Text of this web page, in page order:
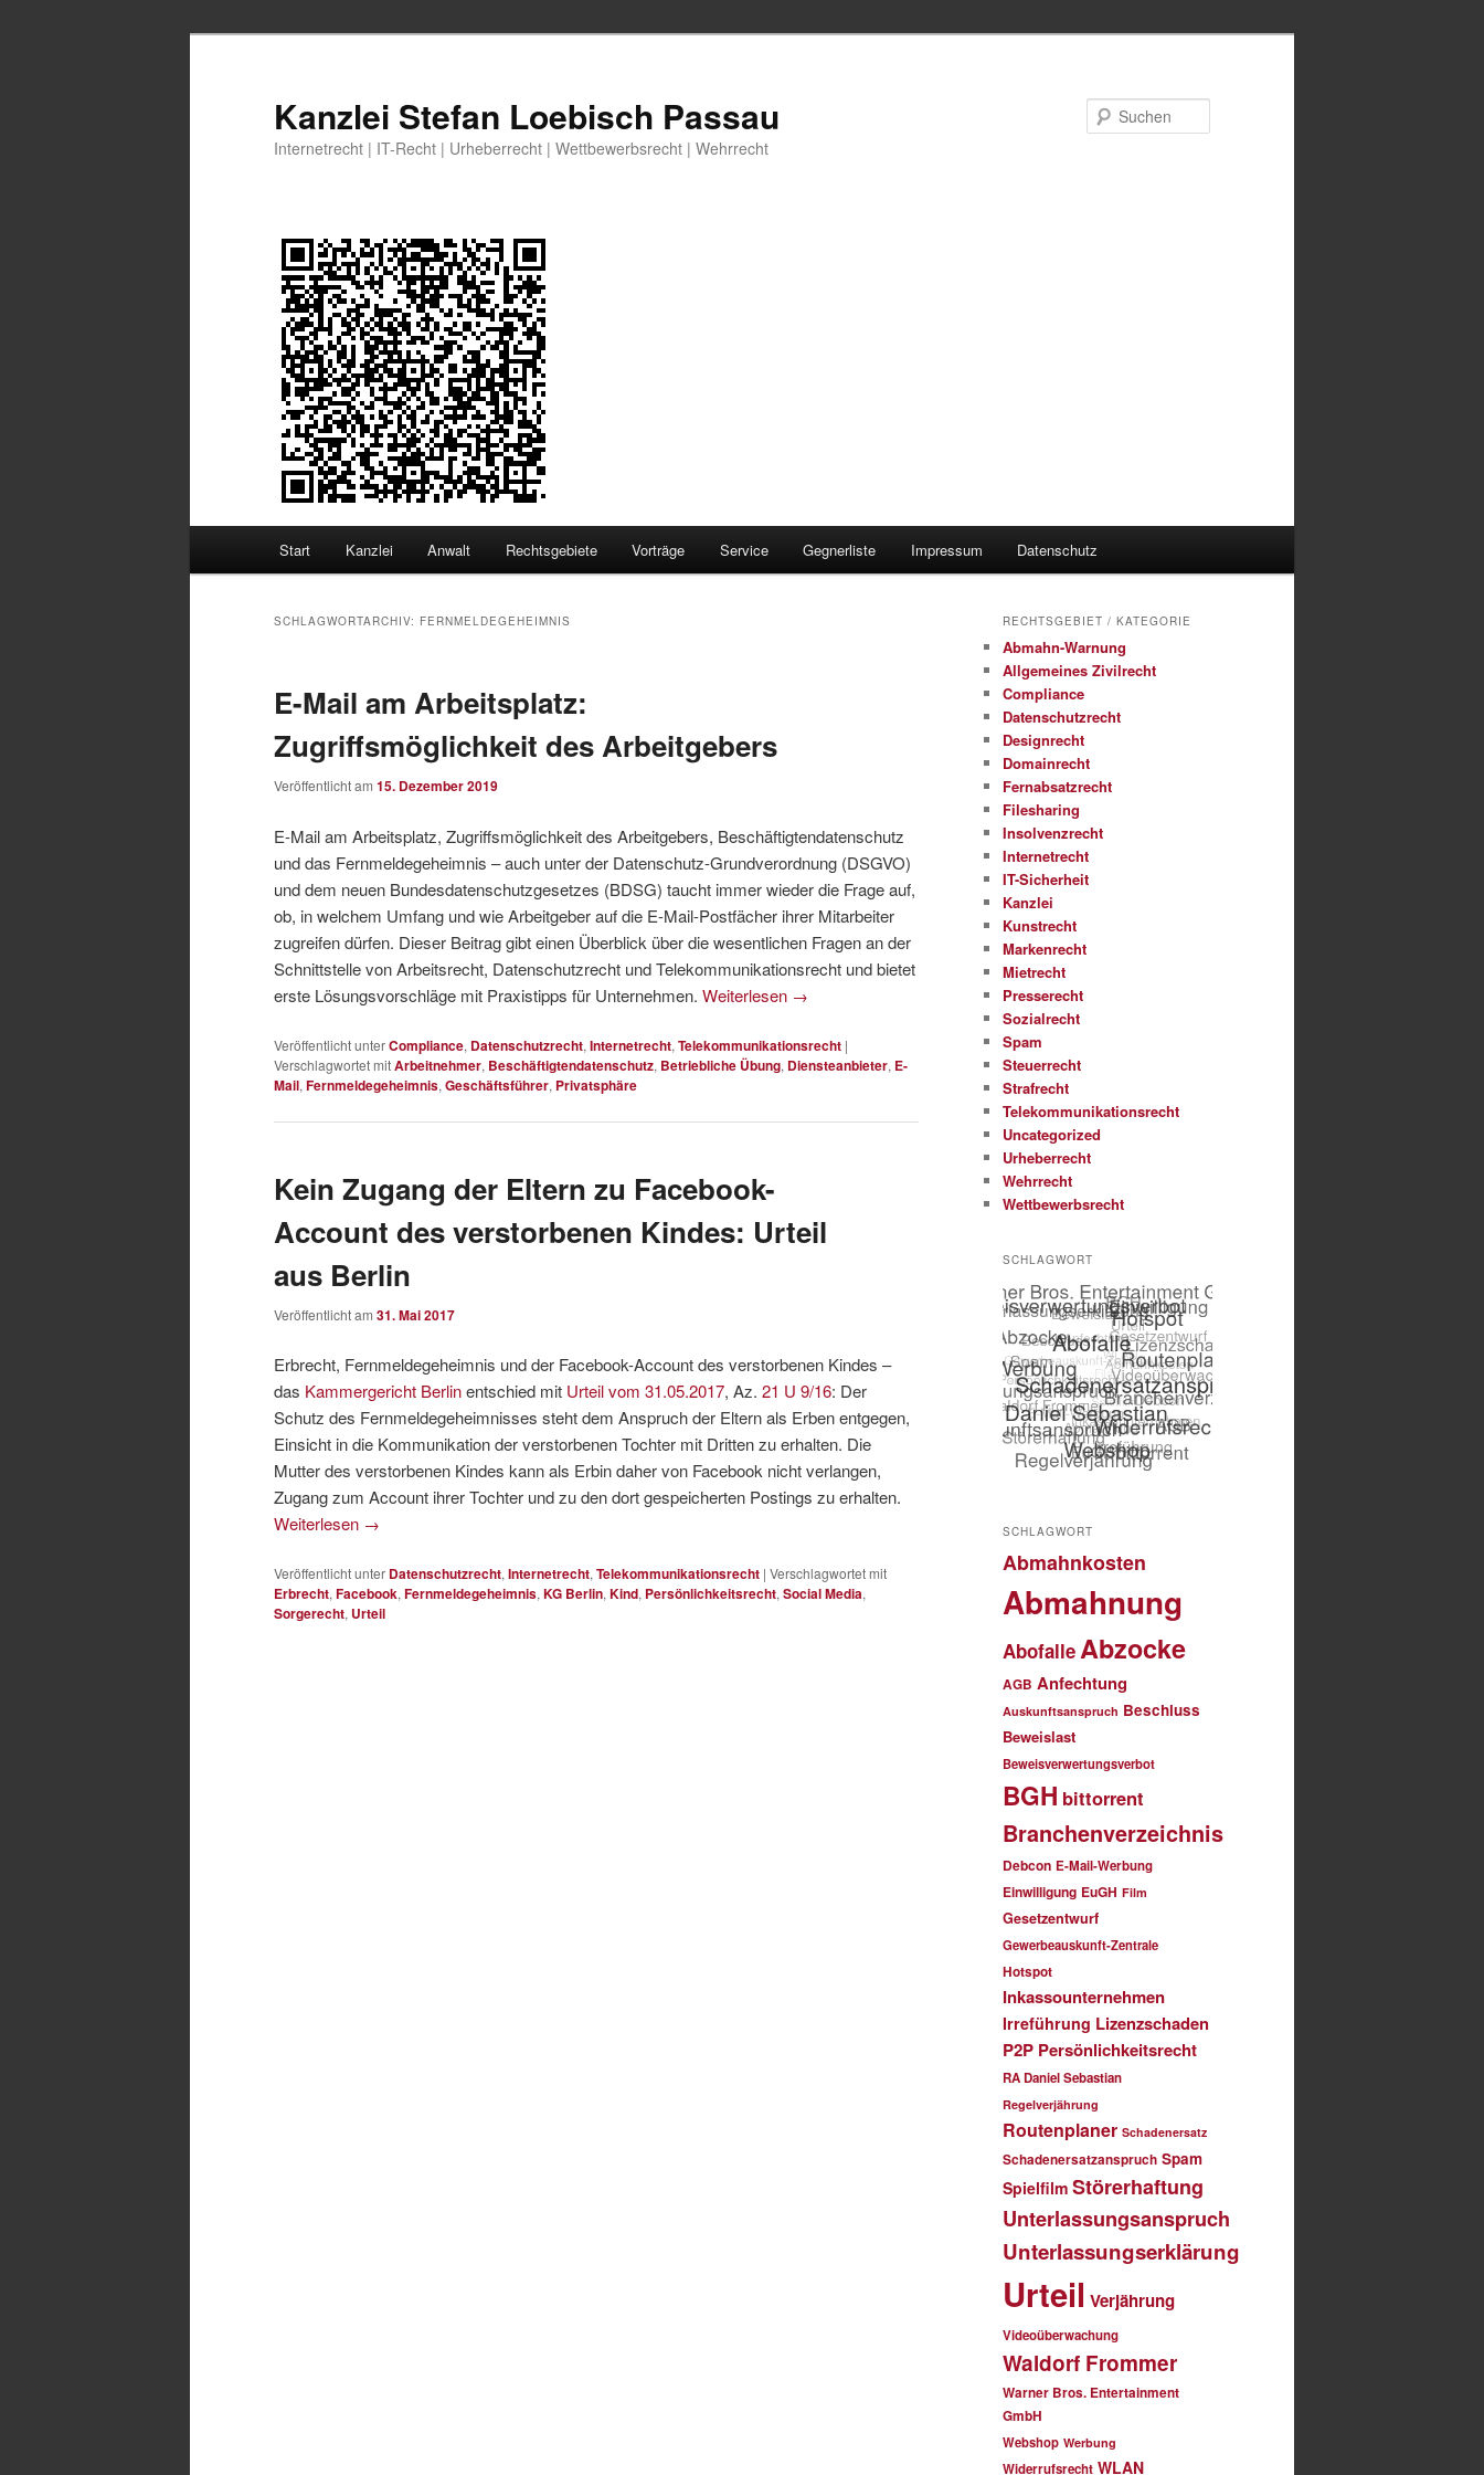
Kanzlei Stefan Loebisch Passau
Internetrecht | IT-Recht | Urheberrecht | Wettbewerbsrecht | Wehrrecht
Start Kanzlei Anwalt Rechtsgebiete Vorträge Service Gegnerliste Impressum Datenschutz
SCHLAGWORTARCHIV: FERNMELDEGEHEIMNIS
E-Mail am Arbeitsplatz:
Zugriffsmöglichkeit des Arbeitgebers
Veröffentlicht am 15. Dezember 2019
E-Mail am Arbeitsplatz, Zugriffsmöglichkeit des Arbeitgebers, Beschäftigtendatenschutz
und das Fernmeldegeheimnis – auch unter der Datenschutz-Grundverordnung (DSGVO)
und dem neuen Bundesdatenschutzgesetzes (BDSG) taucht immer wieder die Frage auf,
ob, in welchem Umfang und wie Arbeitgeber auf die E-Mail-Postfächer ihrer Mitarbeiter
zugreifen dürfen. Dieser Beitrag gibt einen Überblick über die wesentlichen Fragen an der
Schnittstelle von Arbeitsrecht, Datenschutzrecht und Telekommunikationsrecht und bietet
erste Lösungsvorschläge mit Praxistipps für Unternehmen. Weiterlesen →
Veröffentlicht unterCompliance, Datenschutzrecht, Internetrecht, Telekommunikationsrecht |
Verschlagwortet mitArbeitnehmer, Beschäftigtendatenschutz, Betriebliche Übung, Diensteanbieter, E-
Mail, Fernmeldegeheimnis, Geschäftsführer, Privatsphäre
Kein Zugang der Eltern zu Facebook-
Account des verstorbenen Kindes: Urteil
aus Berlin
Veröffentlicht am 31. Mai 2017
Erbrecht, Fernmeldegeheimnis und der Facebook-Account des verstorbenen Kindes –
das Kammergericht Berlinentschied mit Urteil vom 31.05.2017, Az. 21 U 9/16: Der
Schutz des Fernmeldegeheimnisses steht dem Anspruch der Eltern als Erben entgegen,
Einsicht in die Kommunikation der verstorbenen Tochter mit Dritten zu erhalten. Die
Mutter des verstorbenen Kindes kann als Erbin daher von Facebook nicht verlangen,
Zugang zum Account ihrer Tochter und zu den dort gespeicherten Postings zu erhalten.
Weiterlesen →
Veröffentlicht unter Datenschutzrecht, Internetrecht, Telekommunikationsrecht | Verschlagwortet mit
Erbrecht, Facebook, Fernmeldegeheimnis, KG Berlin, Kind, Persönlichkeitsrecht, Social Media,
Sorgerecht, Urteil
RECHTSGEBIET / KATEGORIE
Abmahn-Warnung
Allgemeines Zivilrecht
Compliance
Datenschutzrecht
Designrecht
Domainrecht
Fernabsatzrecht
Filesharing
Insolvenzrecht
Internetrecht
IT-Sicherheit
Kanzlei
Kunstrecht
Markenrecht
Mietrecht
Presserecht
Sozialrecht
Spam
Steuerrecht
Strafrecht
Telekommunikationsrecht
Uncategorized
Urheberrecht
Wehrrecht
Wettbewerbsrecht
SCHLAGWORT
SCHLAGWORT
Abmahnkosten
Abmahnung
AbofalleAbzocke
AGB Anfechtung
Auskunftsanspruch Beschluss
Beweislast
Beweisverwertungsverbot
BGH bittorrent
Branchenverzeichnis
Debcon E-Mail-Werbung
Einwilligung EuGH Film
Gesetzentwurf
Gewerbeauskunft-Zentrale
Hotspot
Inkassounternehmen
Irreführung Lizenzschaden
P2P Persönlichkeitsrecht
RA Daniel Sebastian
Regelverjährung
Routenplaner Schadenersatz
Schadenersatzanspruch Spam
Spielfilm Störerhaftung
Unterlassungsanspruch
Unterlassungserklärung
Urteil Verjährung
Videoüberwachung
Waldorf Frommer
Warner Bros. Entertainment
GmbH
Webshop Werbung
Widerrufsrecht WLAN